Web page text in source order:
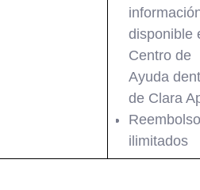
disponible
Centro de
Ayuda
de Clara
ilimitados